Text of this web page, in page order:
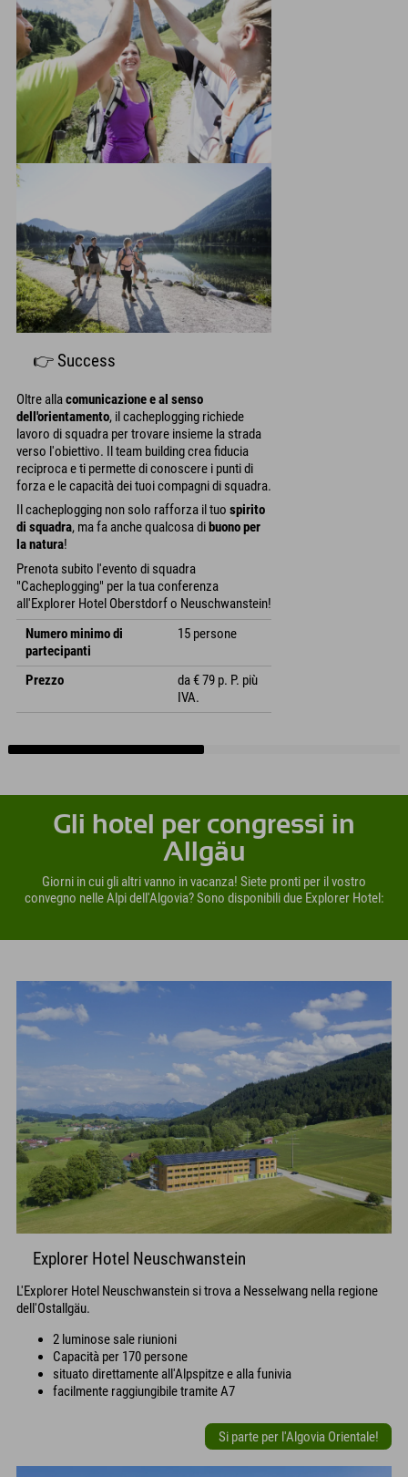
👉 Success
Oltre allacomunicazione e al senso
dell'orientamento, il cacheplogging richiede
lavoro di squadra per trovare insieme la strada
verso l'obiettivo. Il team building crea fiducia
reciproca e ti permette di conoscere i punti di
forza e le capacità dei tuoi compagni di squadra.
Il cacheplogging non solo rafforza il tuo spirito
di squadra, ma fa anche qualcosa dibuono per
la natura!
Prenota subito l'evento di squadra
"Cacheplogging" per la tua conferenza
all'Explorer Hotel Oberstdorf o Neuschwanstein!
Numero minimo di
partecipanti
15 persone
Prezzo
da € 79 p. P. più
IVA.
Gli hotel per congressi in
Allgäu
Giorni in cui gli altri vanno in vacanza! Siete pronti per il vostro
convegno nelle Alpi dell'Algovia? Sono disponibili due Explorer Hotel:
Explorer Hotel Neuschwanstein
L'Explorer Hotel Neuschwanstein si trova a Nesselwang nella regione
dell'Ostallgäu.
2 luminose sale riunioni
Capacità per 170 persone
situato direttamente all'Alpspitze e alla funivia
facilmente raggiungibile tramite A7
Si parte per l'Algovia Orientale!